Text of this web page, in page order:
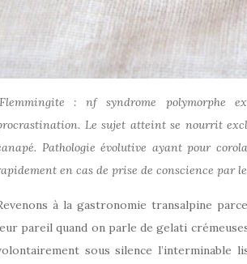
: nf syndrome polymorphe
Le sujet atteint se nourrit
Pathologie évolutive ayant pour
en cas de prise de conscience par
à la gastronomie transalpine
pareil quand on parle de gelati
sous silence l’interminable